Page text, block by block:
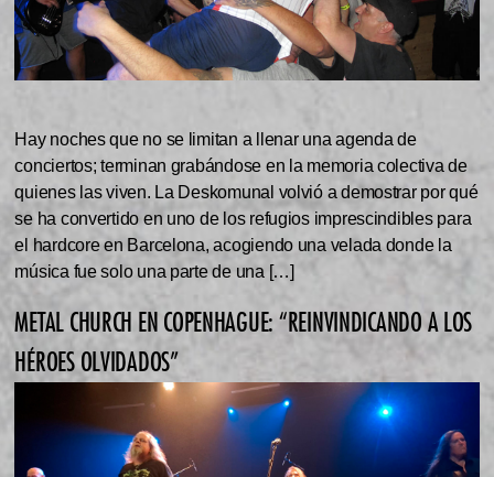
Hay noches que no se limitan a llenar una agenda de
conciertos; terminan grabándose en la memoria colectiva de
quienes las viven. La Deskomunal volvió a demostrar por qué
se ha convertido en uno de los refugios imprescindibles para
el hardcore en Barcelona, acogiendo una velada donde la
música fue solo una parte de una […]
METAL CHURCH EN COPENHAGUE: “REINVINDICANDO A LOS
HÉROES OLVIDADOS”